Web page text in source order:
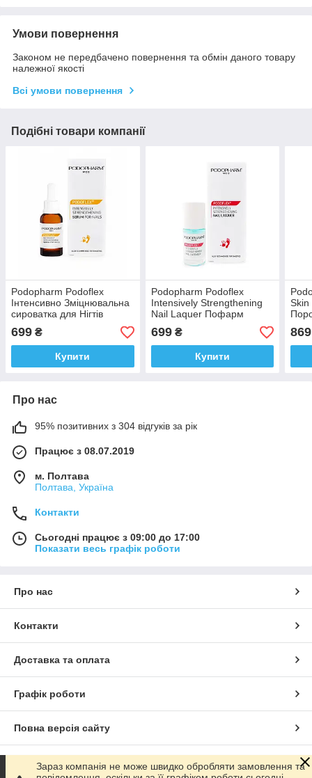
Умови повернення
Законом не передбачено повернення та обмін даного товару
належної якості
Всі умови повернення
Подібні товари компанії
Podopharm Podoflex
Інтенсивно Зміцнювальна
сироватка для Нігтів
Подофарм Подофлекс 10
мл. Польща
699 ₴
Купити
Podopharm Podoflex
Intensively Strengthening
Nail Laquer Пофарм
Інтенсивно
Зміцнювальний Лак для
Ногтів 9 мл
699₴
Купити
Skin
869
Про нас
95% позитивних з 304 відгуків за рік
Працює з 08.07.2019
м. Полтава
Полтава, Україна
Контакти
Сьогодні працює з 09:00 до 17:00
Показати весь графік роботи
Про нас
Контакти
Доставка та оплата
Графік роботи
Повна версія сайту
Сайт створено на маркетплейсіProm.ua
Зараз компанія не може швидко обробляти замовлення та